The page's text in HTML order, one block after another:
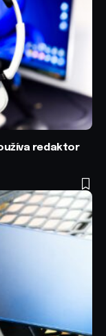
redaktor